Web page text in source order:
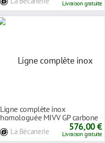
Livraison gratuite
Ligne complète inox
homologuée MIVV GP carbone
Yamaha MT125 14-19
La Bécanerie 576,00 €
Livraison gratuite